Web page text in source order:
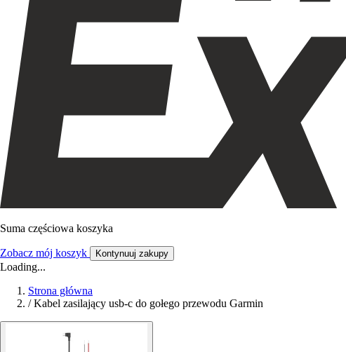
Suma częściowa koszyka
Zobacz mój koszyk Kontynuuj zakupy
Loading...
Strona główna
/ Kabel zasilający usb-c do gołego przewodu Garmin